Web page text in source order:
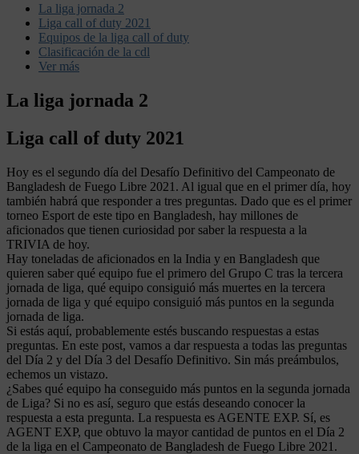
La liga jornada 2
Liga call of duty 2021
Equipos de la liga call of duty
Clasificación de la cdl
Ver más
La liga jornada 2
Liga call of duty 2021
Hoy es el segundo día del Desafío Definitivo del Campeonato de
Bangladesh de Fuego Libre 2021. Al igual que en el primer día, hoy
también habrá que responder a tres preguntas. Dado que es el primer
torneo Esport de este tipo en Bangladesh, hay millones de
aficionados que tienen curiosidad por saber la respuesta a la
TRIVIA de hoy.
Hay toneladas de aficionados en la India y en Bangladesh que
quieren saber qué equipo fue el primero del Grupo C tras la tercera
jornada de liga, qué equipo consiguió más muertes en la tercera
jornada de liga y qué equipo consiguió más puntos en la segunda
jornada de liga.
Si estás aquí, probablemente estés buscando respuestas a estas
preguntas. En este post, vamos a dar respuesta a todas las preguntas
del Día 2 y del Día 3 del Desafío Definitivo. Sin más preámbulos,
echemos un vistazo.
¿Sabes qué equipo ha conseguido más puntos en la segunda jornada
de Liga? Si no es así, seguro que estás deseando conocer la
respuesta a esta pregunta. La respuesta es AGENTE EXP. Sí, es
AGENT EXP, que obtuvo la mayor cantidad de puntos en el Día 2
de la liga en el Campeonato de Bangladesh de Fuego Libre 2021.